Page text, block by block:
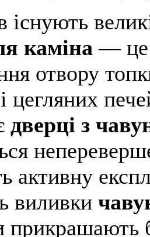
існують
каміна― це
отвору
цегляних
дверці з
активну
виливки
прикрашають